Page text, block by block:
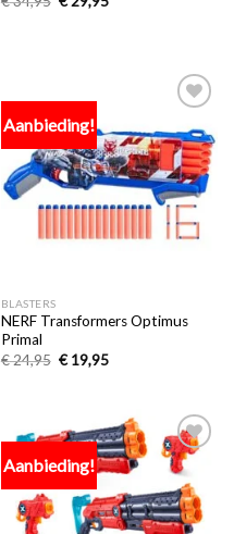
Aanbieding!
aan
verlanglijst
BLASTERS
NERF Transformers Optimus
Primal
€24,95 €19,95
Aanbieding!
Toevoegen
aan
verlanglijst